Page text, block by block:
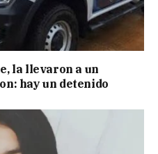
la llevaron a un
hay un detenido